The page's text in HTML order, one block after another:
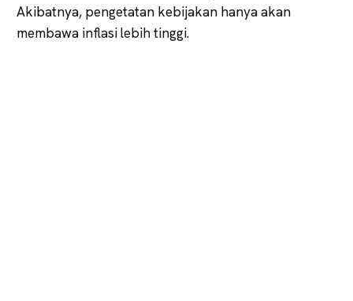
Akibatnya, pengetatan kebijakan hanya akan
membawa inflasi lebih tinggi.